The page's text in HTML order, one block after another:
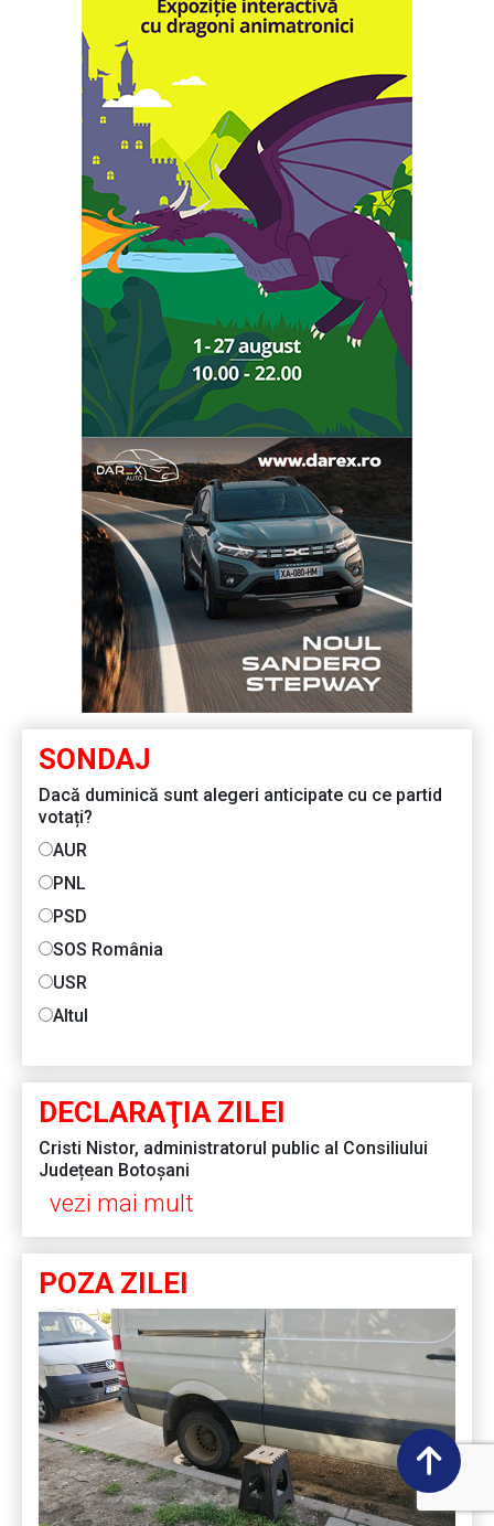
SONDAJ
Dacă duminică sunt alegeri anticipate cu ce partid
votați?
AUR
PNL
PSD
SOS România
USR
Altul
DECLARAŢIA ZILEI
Cristi Nistor, administratorul public al Consiliului
Județean Botoșani
vezi mai mult
POZA ZILEI